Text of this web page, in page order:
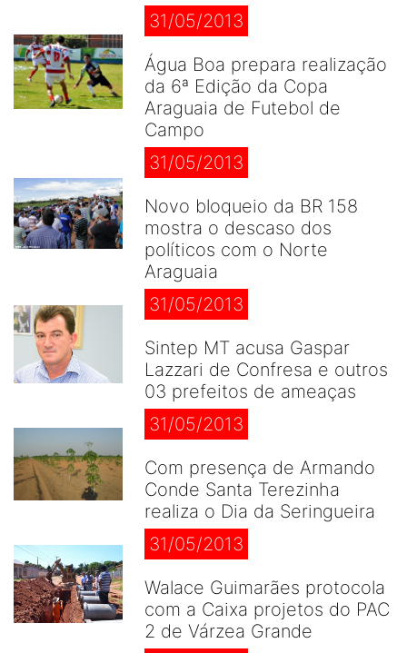
31/05/2013
Água Boa prepara realização
da 6ª Edição da Copa
Araguaia de Futebol de
Campo
31/05/2013
Novo bloqueio da BR 158
mostra o descaso dos
políticos com o Norte
Araguaia
31/05/2013
Sintep MT acusa Gaspar
Lazzari de Confresa e outros
03 prefeitos de ameaças
31/05/2013
Com presença de Armando
Conde Santa Terezinha
realiza o Dia da Seringueira
31/05/2013
Walace Guimarães protocola
com a Caixa projetos do PAC
2 de Várzea Grande